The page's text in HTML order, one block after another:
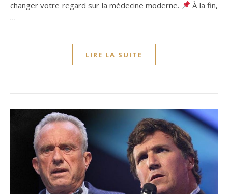
changer votre regard sur la médecine moderne.
À la fin,
…
LIRE LA SUITE